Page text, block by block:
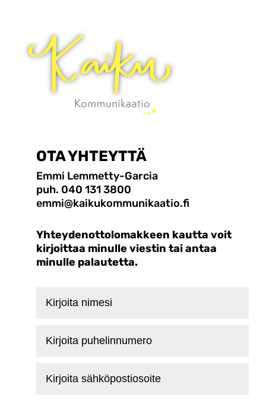
OTA YHTEYTTÄ
Emmi Lemmetty-Garcia
puh. 040 131 3800
emmi@kaikukommunikaatio.fi
Yhteydenottolomakkeen kautta voit
kirjoittaa minulle viestin tai antaa
minulle palautetta.
nimesi
puhelinnumero
sähköpostiosoite